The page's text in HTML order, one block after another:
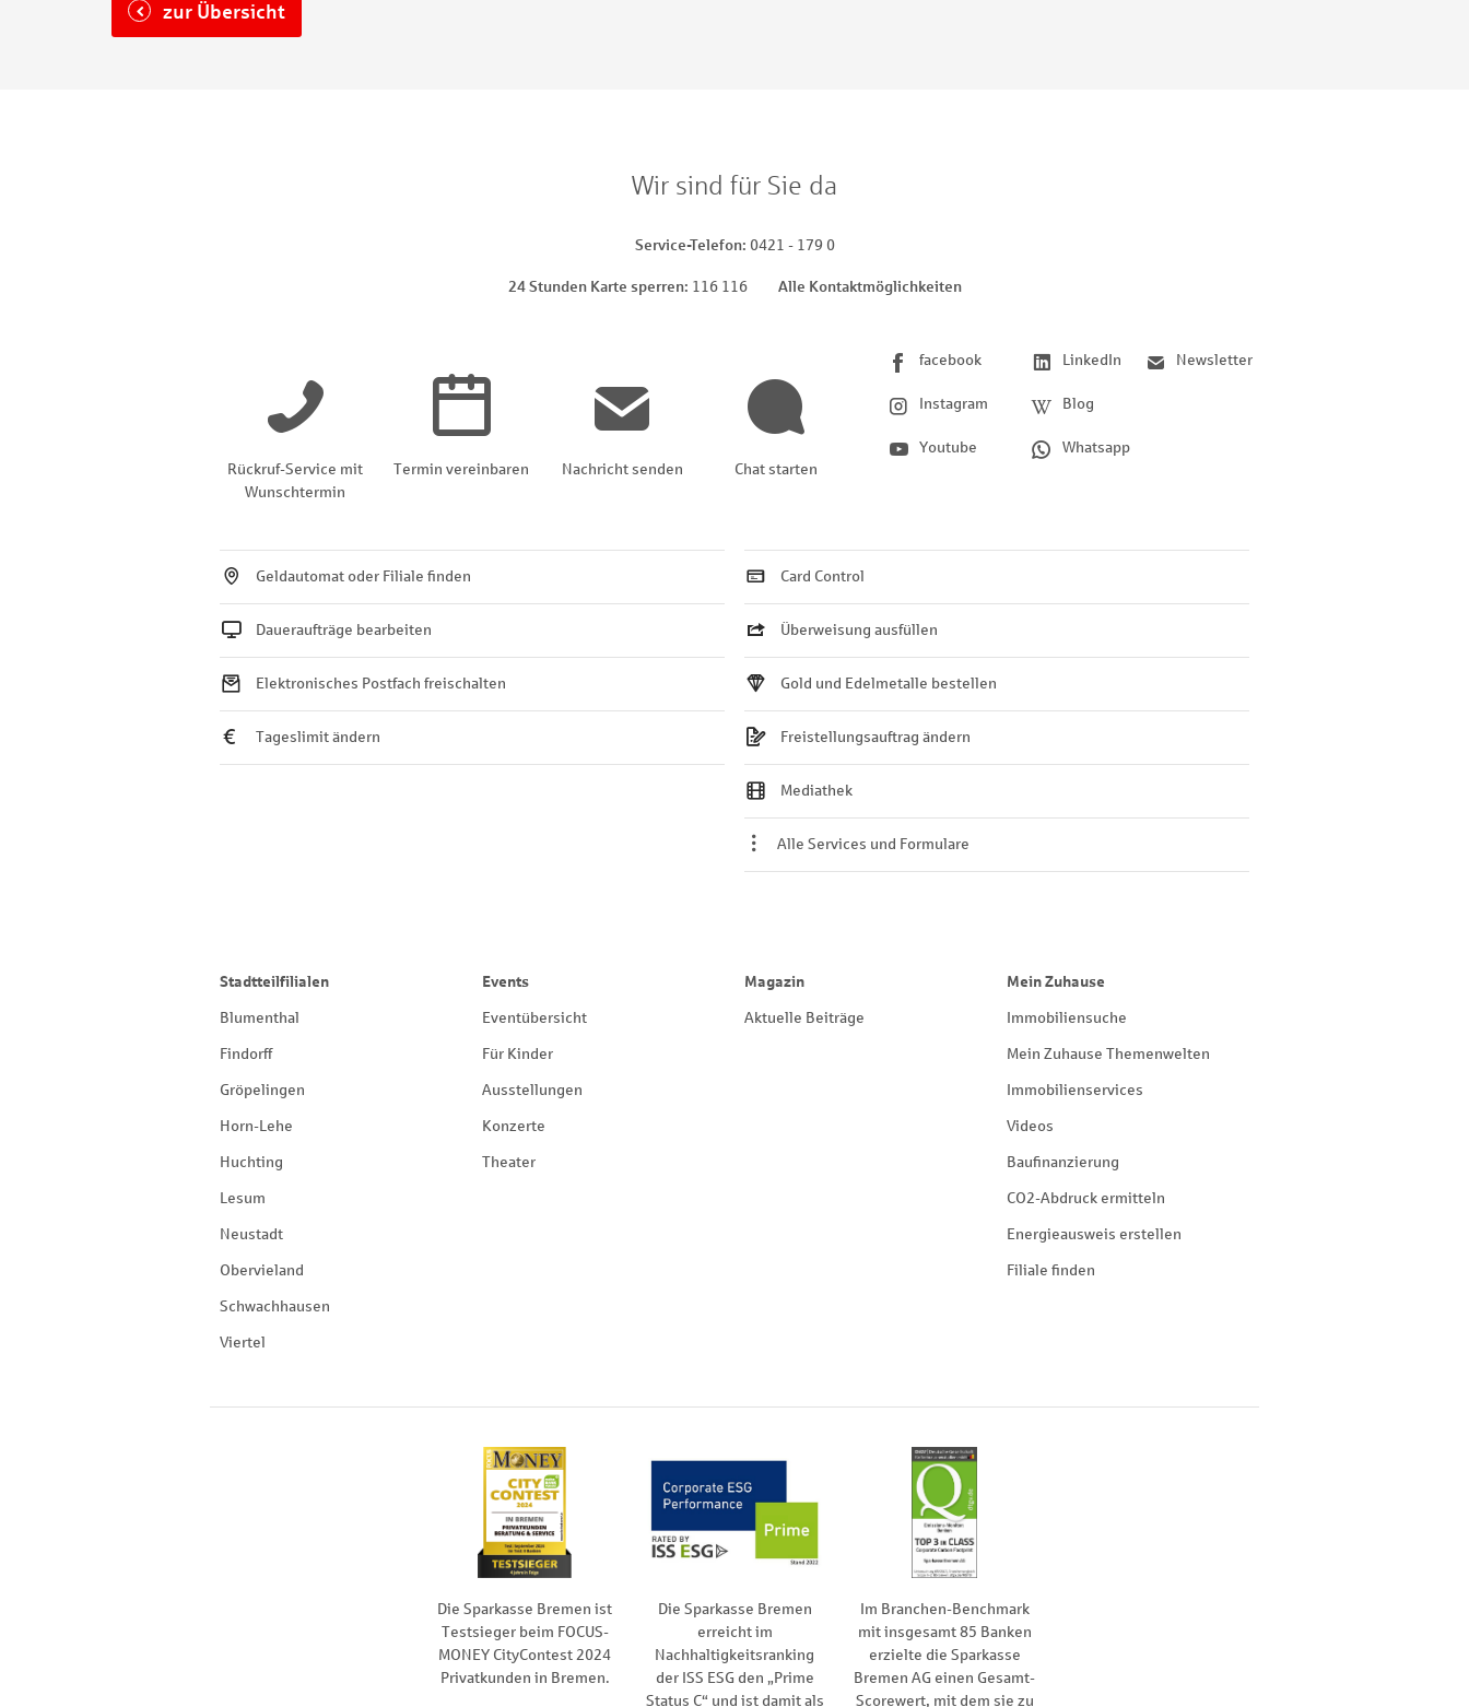
zur Übersicht
Wir sind für Sie da
Service-Telefon 0421 - 179 0
24 Stunden Karte sperren 116 116 Alle Kontaktmöglichkeiten
Rückruf-Service mit
Wunschtermin
Termin vereinbaren Nachricht senden Chat starten
facebook
Instagram
Youtube
LinkedIn
Blog
Whatsapp
Newsletter
Geldautomat oder Filiale finden
Daueraufträge bearbeiten
Elektronisches Postfach freischalten
Tageslimit ändern
Card Control
Überweisung ausfüllen
Gold und Edelmetalle bestellen
Freistellungsauftrag ändern
Mediathek
Alle Services und Formulare
Stadtteilfilialen
Blumenthal
Findorff
Gröpelingen
Horn-Lehe
Huchting
Lesum
Neustadt
Obervieland
Schwachhausen
Viertel
Events
Eventübersicht
Für Kinder
Ausstellungen
Konzerte
Theater
Magazin
Aktuelle Beiträge
Mein Zuhause
Immobiliensuche
Mein Zuhause Themenwelten
Immobilienservices
Videos
Baufinanzierung
CO2-Abdruck ermitteln
Energieausweis erstellen
Filiale finden
Die Sparkasse Bremen ist
Testsieger beim FOCUS-
MONEY CityContest 2024
Privatkunden in Bremen.
Die Sparkasse Bremen
erreicht im
Nachhaltigkeitsranking
der ISS ESG den „Prime
Status C“ und ist damit als
Im Branchen-Benchmark
mit insgesamt 85 Banken
erzielte die Sparkasse
Bremen AG einen Gesamt-
Scorewert, mit dem sie zu